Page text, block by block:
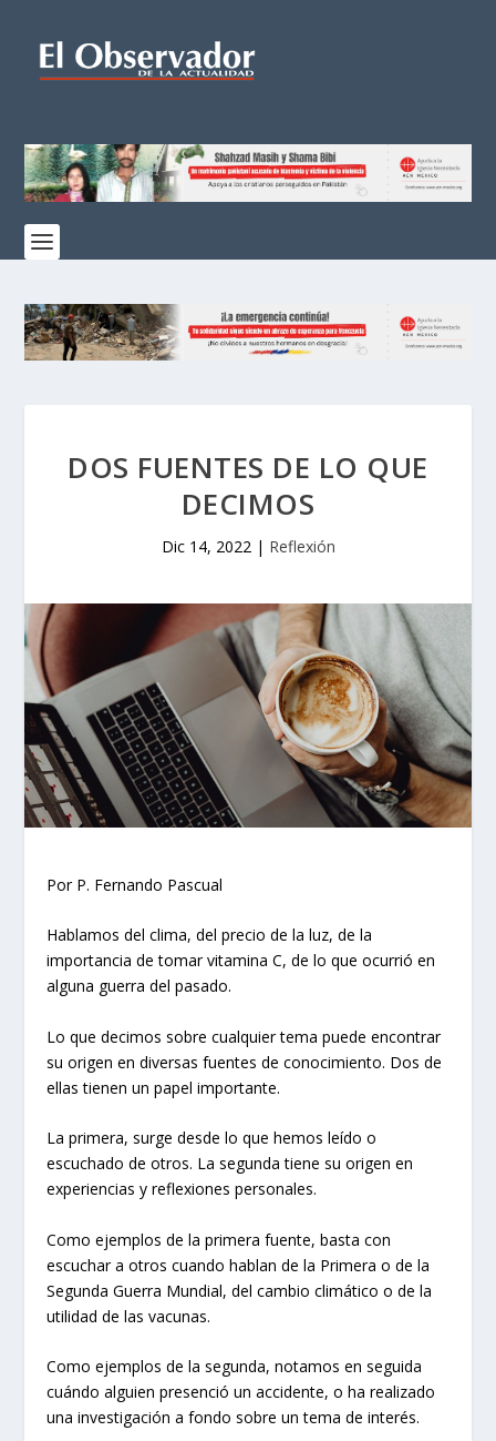
DOS FUENTES DE LO QUE
DECIMOS
Dic 14, 2022| Reflexión
Por P. Fernando Pascual
Hablamos del clima, del precio de la luz, de la
importancia de tomar vitamina C, de lo que ocurrió en
alguna guerra del pasado.
Lo que decimos sobre cualquier tema puede encontrar
su origen en diversas fuentes de conocimiento. Dos de
ellas tienen un papel importante.
La primera, surge desde lo que hemos leído o
escuchado de otros. La segunda tiene su origen en
experiencias y reflexiones personales.
Como ejemplos de la primera fuente, basta con
escuchar a otros cuando hablan de la Primera o de la
Segunda Guerra Mundial, del cambio climático o de la
utilidad de las vacunas.
Como ejemplos de la segunda, notamos en seguida
cuándo alguien presenció un accidente, o ha realizado
una investigación a fondo sobre un tema de interés.